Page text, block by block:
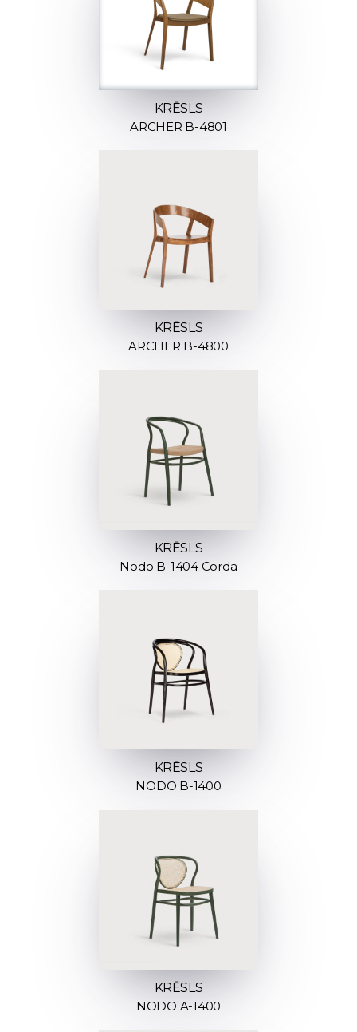
KRĒSLS
ARCHER B-4801
KRĒSLS
ARCHER B-4800
KRĒSLS
Nodo B-1404 Corda
KRĒSLS
NODO B-1400
KRĒSLS
NODO A-1400